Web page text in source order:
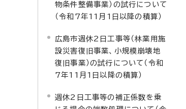
物条件整備事業）の試行について
（令和7年11月1日以降の積算）
広島市週休2日工事等（林業用施
設災害復旧事業、小規模崩壊地
復旧事業）の試行について（令和
7年11月1日以降の積算）
週休2日工事等の補正係数を乗